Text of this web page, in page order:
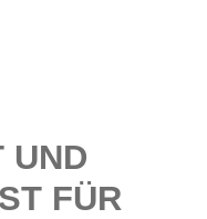
UND
FÜR